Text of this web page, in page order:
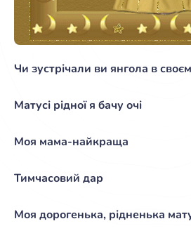
Чи зустрічали ви янгола в
Матусі рідної я бачу очі
Моя мама-найкраща
Тимчасовий дар
Моя дорогенька, рідненька